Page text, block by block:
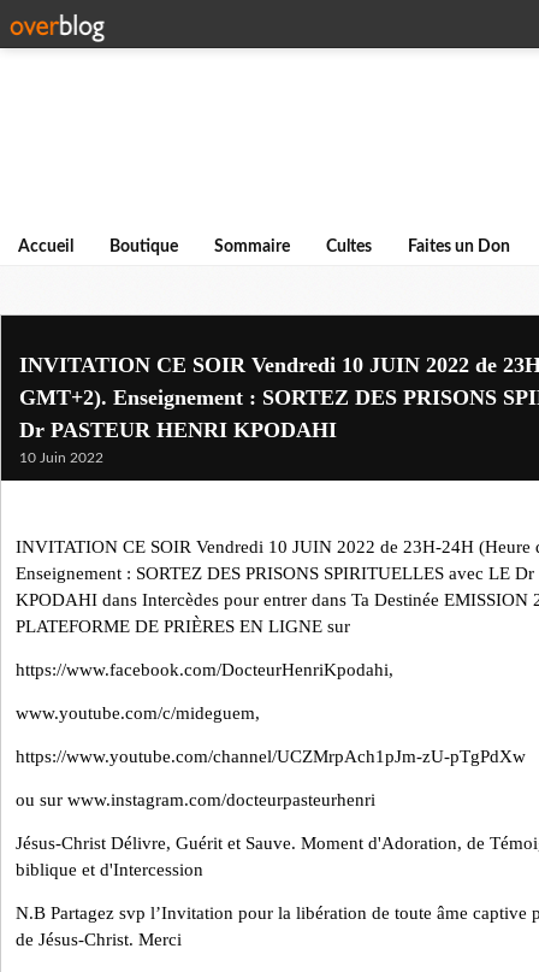
Accueil Boutique Sommaire Cultes Faites un Don
INVITATION CE SOIR Vendredi 10 JUIN 2022 de
GMT+2). Enseignement : SORTEZ DES PRISONS
Dr PASTEUR HENRI KPODAHI
10 Juin 2022
INVITATION CE SOIR Vendredi 10 JUIN 2022 de 23H-24H (Heure
Enseignement : SORTEZ DES PRISONS SPIRITUELLES avec LE
KPODAHI dans Intercèdes pour entrer dans Ta Destinée
PLATEFORME DE PRIÈRES EN LIGNE sur
https://www.facebook.com/DocteurHenriKpodahi,
www.youtube.com/c/mideguem,
https://www.youtube.com/channel/UCZMrpAch1pJm-zU-pTgPdXw
ou sur www.instagram.com/docteurpasteurhenri
Jésus-Christ Délivre, Guérit et Sauve. Moment d'Adoration, de
biblique et d'Intercession
N.B Partagez svp l’Invitation pour la libération de toute âme captive
de Jésus-Christ. Merci